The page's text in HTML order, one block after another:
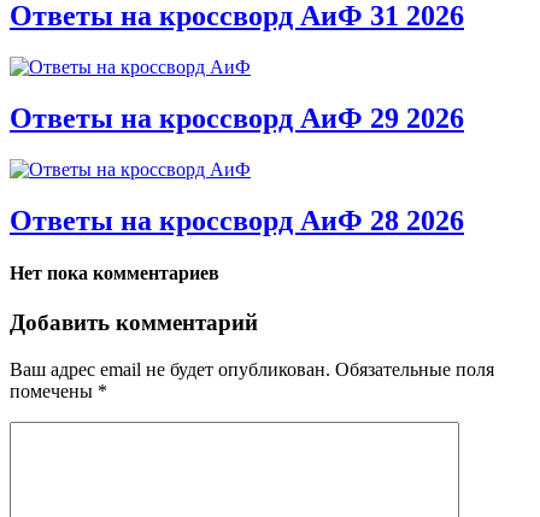
Ответы на кроссворд АиФ 31 2026
Ответы на кроссворд АиФ 29 2026
Ответы на кроссворд АиФ 28 2026
Нет пока комментариев
Добавить комментарий
Ваш адрес email не будет опубликован. Обязательные поля
помечены *